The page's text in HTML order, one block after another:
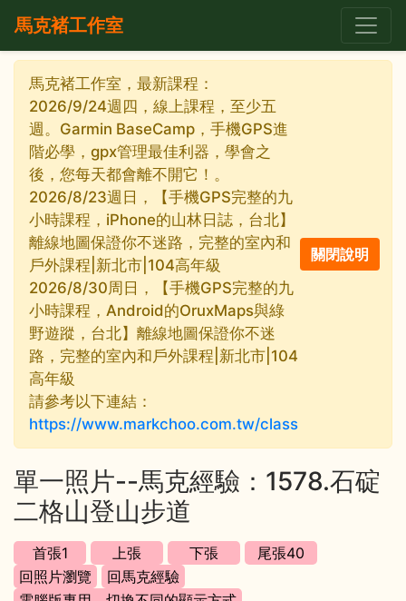
馬克褚工作室
馬克褚工作室，最新課程：
2026/9/24週四，線上課程，至少五
週。Garmin BaseCamp，手機GPS進
階必學，gpx管理最佳利器，學會之
後，您每天都會離不開它！。
2026/8/23週日，【手機GPS完整的九
小時課程，iPhone的山林日誌，台北】
離線地圖保證你不迷路，完整的室內和
戶外課程|新北市|104高年級
2026/8/30周日，【手機GPS完整的九
小時課程，Android的OruxMaps與綠
野遊蹤，台北】離線地圖保證你不迷
路，完整的室內和戶外課程|新北市|104
高年級
請參考以下連結：
https://www.markchoo.com.tw/class
單一照片--馬克經驗：1578.石碇
二格山登山步道